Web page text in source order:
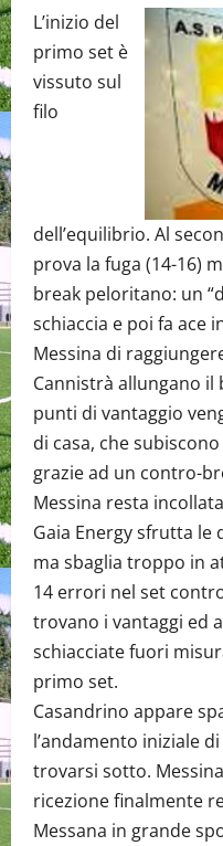
L’inizio del
primo set è
vissuto sul
filo
dell’equilibrio. Al
prova la fuga (14-16)
break peloritano: un
schiaccia e poi fa ace
Messina di
Cannistrà allungano il
punti di vantaggio
di casa, che
grazie ad un contro-
Messina resta
Gaia Energy sfrutta le
ma sbaglia troppo in
14 errori nel set
trovano i vantaggi ed
schiacciate fuori
primo set.
Casandrino appare
l’andamento iniziale
trovarsi sotto.
ricezione finalmente
Messana in grande